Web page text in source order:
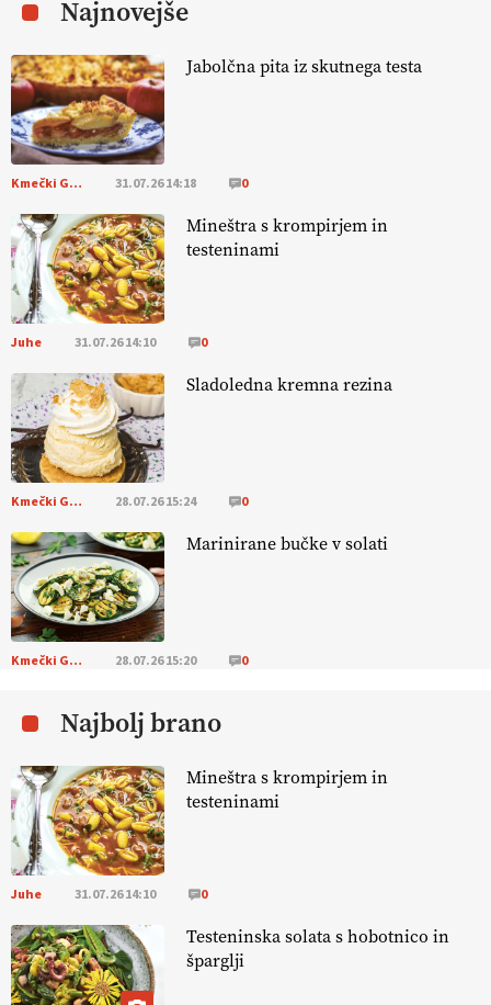
EKOloško = logično: ekološka kmetija
EKOloško = logično: VLOG Ekološko
kmetijstvo brez škropljenja?
EKOloško = logično: ekološka kmetija
ALTENBAHER
EKOloško = logično: ekološko oljarstvo
MORGAN
EKOloško = logično: ekološka kmetija
FREŠER
KMETIJSKA LIGA PRVAKOV: POMLADITEV
KMETIJSKE EKIPE
KMETIJSKA LIGA PRVAKOV: UKRAJINA vs.
EVROPA
EKOloško = logično: ekološka kmetija
B'ZGAR
EKOloško = logično: VLOG Okus je
EKOloško = logično: ekološka kmetija PR'
RAKARI
EKOloško = logično: vinogradniško in
vinarsko posestvo DUCAL
Najnovejše
Jabolčna pita iz skutnega testa
Kmečki Glas 31.07.26 14:18 0
Mineštra s krompirjem in
testeninami
Juhe 31.07.26 14:10 0
Sladoledna kremna rezina
Kmečki Glas 28.07.26 15:24 0
Marinirane bučke v solati
Kmečki Glas 28.07.26 15:20 0
Najbolj brano
Mineštra s krompirjem in
testeninami
Juhe 31.07.26 14:10 0
Testeninska solata s hobotnico in
šparglji